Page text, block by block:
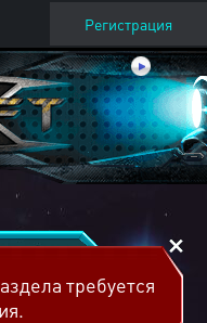
Регистрация
требуется